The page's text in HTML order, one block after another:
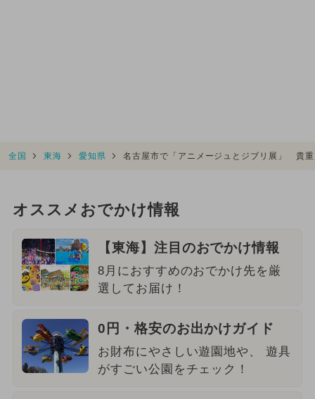
全国 東海 愛知県 名古屋市で「アニメージュとジブリ展」 貴
オススメおでかけ情報
【東海】注目のおでかけ情報
8月におすすめのおでかけ先を厳
選してお届け！
0円・格安のお出かけガイド
お財布にやさしい遊園地や、 遊具
がすごい公園をチェック！